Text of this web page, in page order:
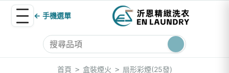
← 手機選單
首頁 > 盒裝煙火 > 扇形彩煙(25發)